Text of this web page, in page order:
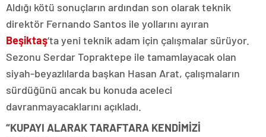
Aldığı kötü sonuçların ardından son olarak teknik
direktör Fernando Santos ile yollarını ayıran
Beşiktaş‘ta yeni teknik adam için çalışmalar sürüyor.
Sezonu Serdar Topraktepe ile tamamlayacak olan
siyah-beyazlılarda başkan Hasan Arat, çalışmaların
sürdüğünü ancak bu konuda aceleci
davranmayacaklarını açıkladı.
“KUPAYI ALARAK TARAFTARA KENDİMİZİ